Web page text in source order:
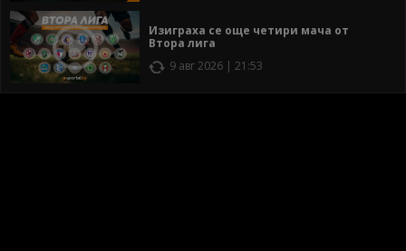
Изиграха се още четири мача от
Втора лига
9 авг 2026 | 21:53